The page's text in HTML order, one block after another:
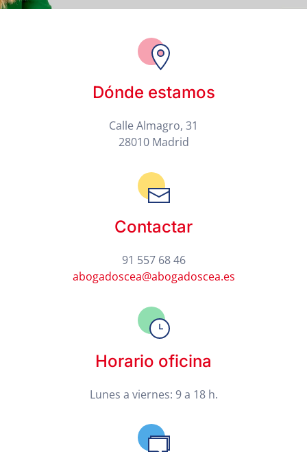
Dónde estamos
Calle Almagro, 31
28010 Madrid
Contactar
91 557 68 46
abogadoscea@abogadoscea.es
Horario oficina
Lunes a viernes: 9 a 18 h.